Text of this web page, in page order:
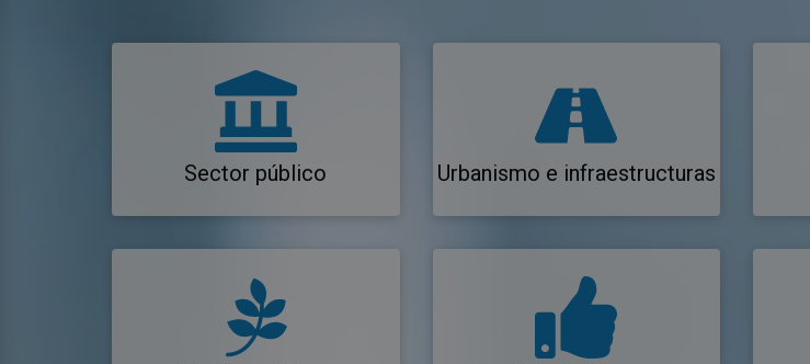
Sector público Urbanismo e infraestructuras